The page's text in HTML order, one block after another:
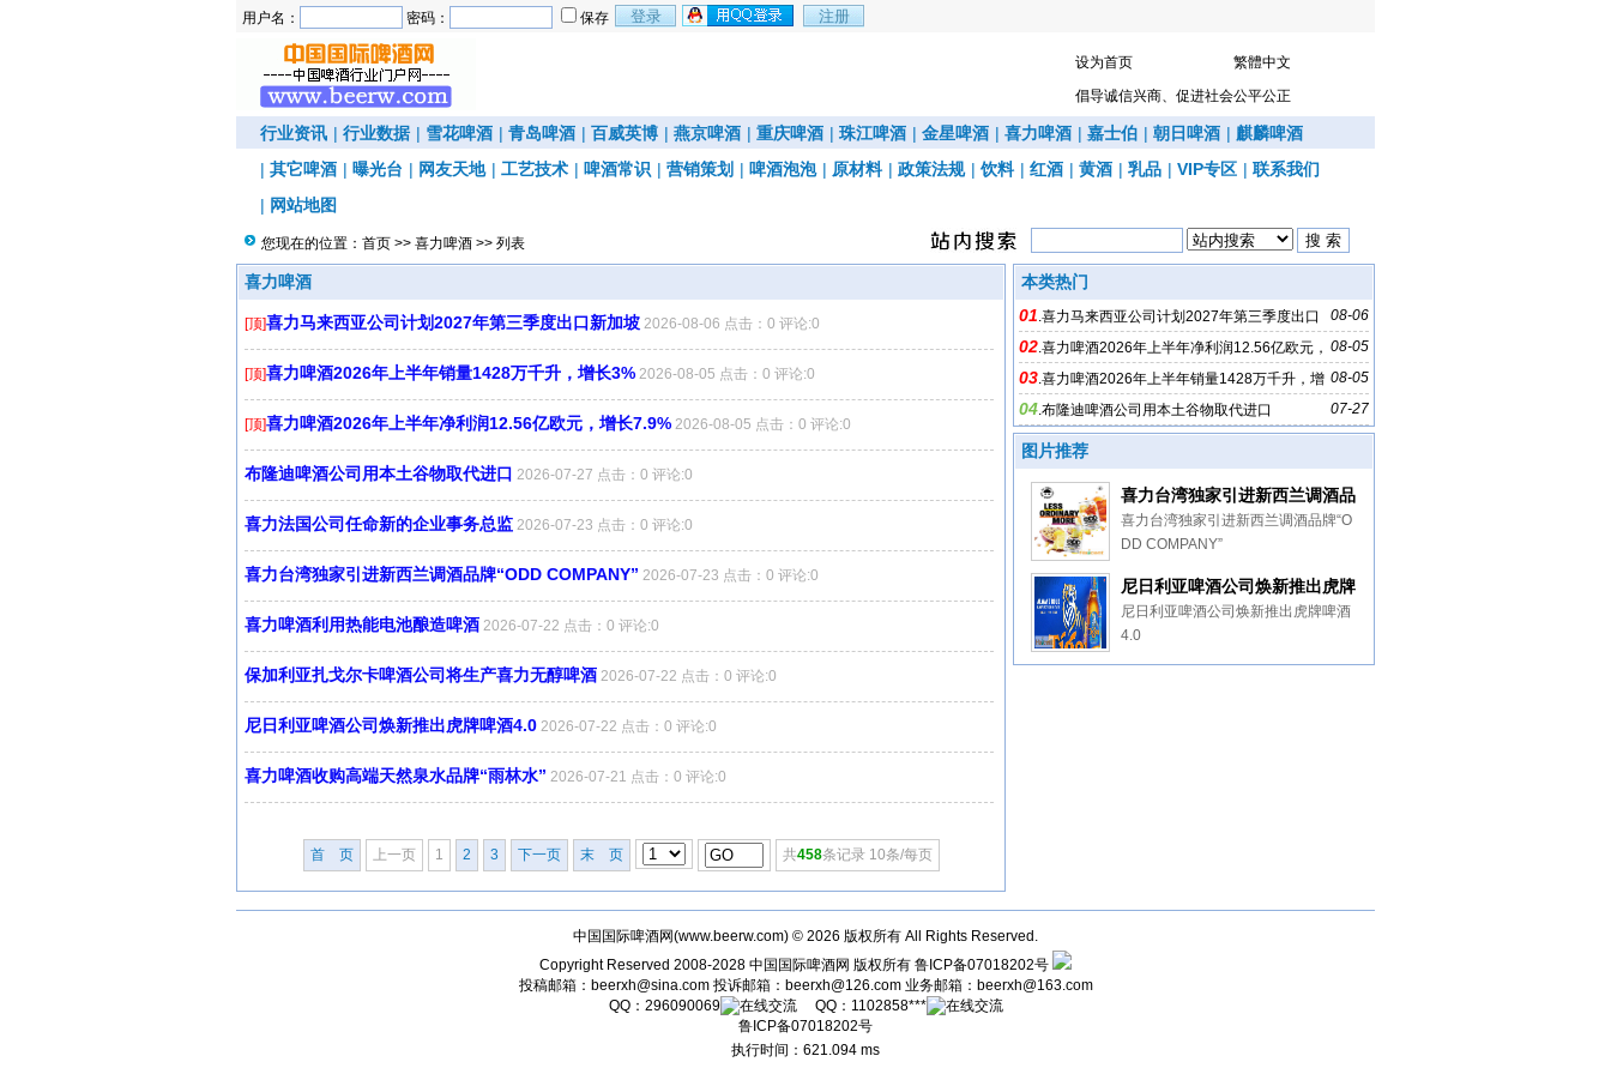
用户名： 密码： 保存
设为首页
繁體中文
倡导诚信兴商、促进社会公平公正
行业资讯 | 行业数据 | 雪花啤酒 | 青岛啤酒 | 百威英博 | 燕京啤酒 | 重庆啤酒 | 珠江啤酒 | 金星啤酒 | 喜力啤酒 | 嘉士伯 | 朝日啤酒 | 麒麟啤酒
| 其它啤酒 | 曝光台 | 网友天地 | 工艺技术 | 啤酒常识 | 营销策划 | 啤酒泡泡 | 原材料 | 政策法规 | 饮料 | 红酒 | 黄酒 | 乳品 | VIP专区 | 联系我们
| 网站地图
您现在的位置： 首页 >> 喜力啤酒 >> 列表
喜力啤酒
[顶]喜力马来西亚公司计划2027年第三季度出口新加坡 2026-08-06 点击：0 评论:0
[顶]喜力啤酒2026年上半年销量1428万千升，增长3% 2026-08-05 点击：0 评论:0
[顶]喜力啤酒2026年上半年净利润12.56亿欧元，增长7.9% 2026-08-05 点击：0 评论:0
布隆迪啤酒公司用本土谷物取代进口 2026-07-27 点击：0 评论:0
喜力法国公司任命新的企业事务总监 2026-07-23 点击：0 评论:0
喜力台湾独家引进新西兰调酒品牌“ODD COMPANY” 2026-07-23 点击：0 评论:0
喜力啤酒利用热能电池酿造啤酒 2026-07-22 点击：0 评论:0
保加利亚扎戈尔卡啤酒公司将生产喜力无醇啤酒 2026-07-22 点击：0 评论:0
尼日利亚啤酒公司焕新推出虎牌啤酒4.0 2026-07-22 点击：0 评论:0
喜力啤酒收购高端天然泉水品牌“雨林水” 2026-07-21 点击：0 评论:0
首 页 上一页 1 2 3 下一页 末 页 共458条记录 10条/每页
本类热门
08-06
01.喜力马来西亚公司计划2027年第三季度出口
新加坡
08-05
02.喜力啤酒2026年上半年净利润12.56亿欧元，
增长7.9%
08-05
03.喜力啤酒2026年上半年销量1428万千升，增
长3%
07-27
04.布隆迪啤酒公司用本土谷物取代进口
图片推荐
喜力台湾独家引进新西兰调酒品
牌“ODD COMPANY”
喜力台湾独家引进新西兰调酒品牌“O
DD COMPANY”
尼日利亚啤酒公司焕新推出虎牌
啤酒4.0
尼日利亚啤酒公司焕新推出虎牌啤酒
4.0
中国国际啤酒网(www.beerw.com) © 2026 版权所有 All Rights Reserved.
Copyright Reserved 2008-2028 中国国际啤酒网 版权所有 鲁ICP备07018202号
投稿邮箱： beerxh@sina.com投诉邮箱： beerxh@126.com业务邮箱： beerxh@163.com
QQ： 296090069 QQ： 1102858***
鲁ICP备07018202号
执行时间：621.094 ms